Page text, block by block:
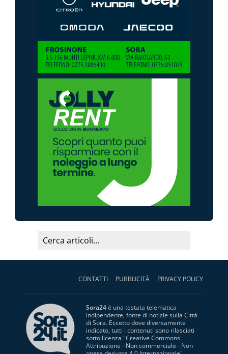
CONTATTI PUBBLICITÀ PRIVACY POLICY
Sora24è una testata telematica
indipendente, fonte di notizie sulla Città
di Sora. Eccetto dove diversamente
indicato, tutti i contenuti sono rilasciati
sotto licenza "Creative Commons
Attribuzione - Non commerciale - Non